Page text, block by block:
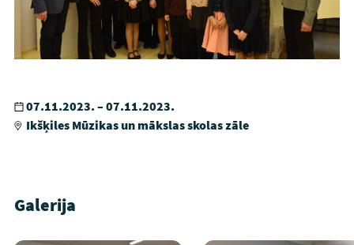
07.11.2023. – 07.11.2023.
Ikšķiles Mūzikas un mākslas skolas zāle
Galerija